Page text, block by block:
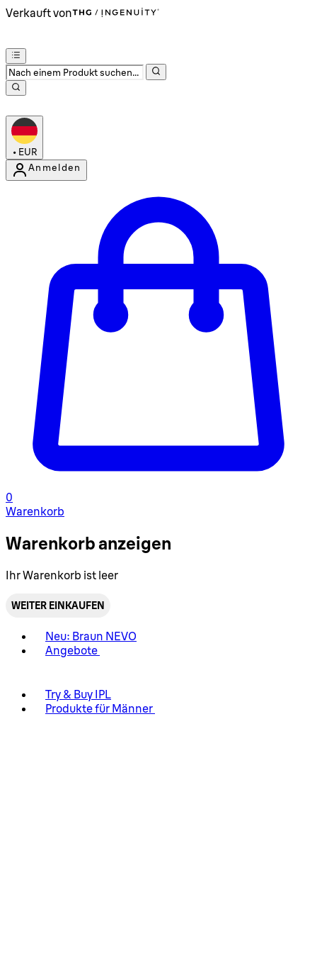
Verkauft von
• EUR
Anmelden
0
Warenkorb
Warenkorb anzeigen
Ihr Warenkorb ist leer
WEITER EINKAUFEN
Neu: Braun NEVO
Angebote
Try & Buy IPL
Produkte für Männer